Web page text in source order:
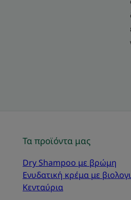
Τα προϊόντα μας
Dry Shampoo με βρώμη
Ενυδατική κρέμα με
Κενταύρια